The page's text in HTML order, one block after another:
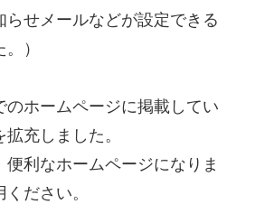
せメールなどが設定できる
）
のホームページに掲載してい
充しました。
便利なホームページになりま
ださい。